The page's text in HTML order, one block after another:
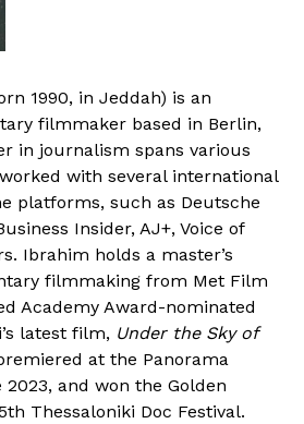
1990, in Jeddah) is an
filmmaker based in Berlin,
in journalism spans various
with several international
platforms, such as Deutsche
Insider, AJ+, Voice of
Ibrahim holds a master’s
filmmaking from Met Film
Academy Award-nominated
latest film, Under the Sky of
at the Panorama
and won the Golden
Thessaloniki Doc Festival.